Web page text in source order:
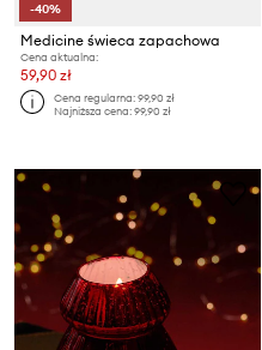
-40%
Medicine świeca zapachowa
Cena aktualna:
59,90 zł
Cena regularna:99,90 zł
Najniższa cena:99,90 zł